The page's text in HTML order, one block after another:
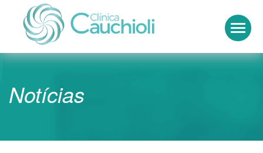
Clínica Cauchioli
Notícias